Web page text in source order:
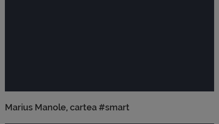
Marius Manole, cartea #smart